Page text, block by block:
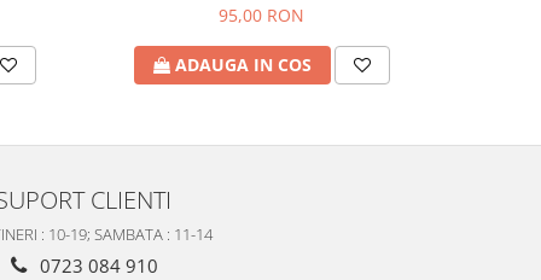
95,00 RON
ADAUGA IN COS
CLIENTI
: 10-19; SAMBATA : 11-14
0723 084 910